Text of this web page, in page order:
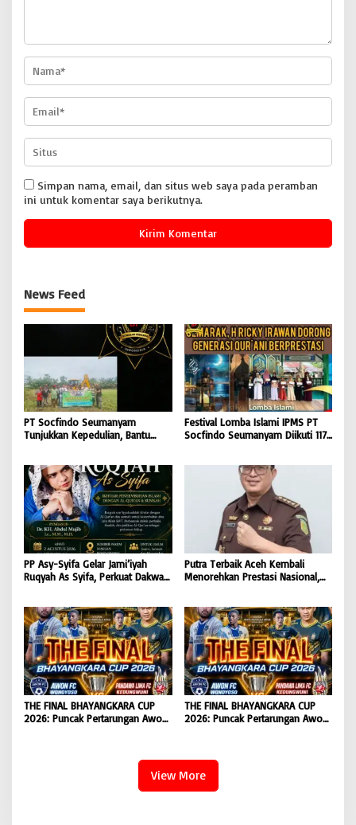
Simpan nama, email, dan situs web saya pada peramban
ini untuk komentar saya berikutnya.
News Feed
PT Socfindo Seumanyam
Tunjukkan Kepedulian, Bantu
Festival Lomba Islami IPMS PT
Socfindo Seumanyam Diikuti 117
PP Asy-Syifa Gelar Jami’iyah
Ruqyah As Syifa, Perkuat Dakwah
Putra Terbaik Aceh Kembali
Menorehkan Prestasi Nasional,
Koordinator JAM Pidum
Kejaksaan Agung RI |
BONGKAR’Perkara.com
THE FINAL BHAYANGKARA CUP
2026: Puncak Pertarungan Awon
THE FINAL BHAYANGKARA CUP
2026: Puncak Pertarungan Awon
Manggala Krida
View More